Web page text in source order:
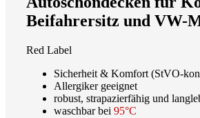
Beifahrersitz und VW-
Red Label
Sicherheit & Komfort (StVO-
Allergiker geeignet
robust, strapazierfähig und
waschbar bei 95°C